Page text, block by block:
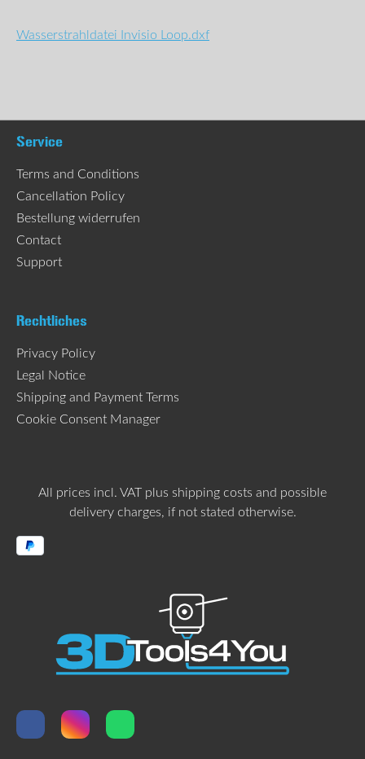
Wasserstrahldatei Invisio Loop.dxf
Service
Terms and Conditions
Cancellation Policy
Bestellung widerrufen
Contact
Support
Rechtliches
Privacy Policy
Legal Notice
Shipping and Payment Terms
Cookie Consent Manager
All prices incl. VAT plus shipping costs and possible
delivery charges, if not stated otherwise.